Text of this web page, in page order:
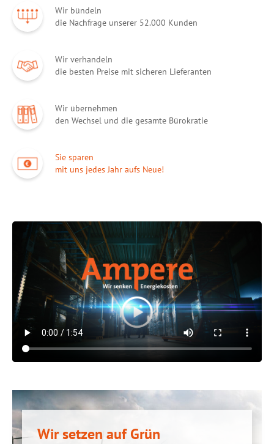
Wir bündeln
die Nachfrage unserer 52.000 Kunden
Wir verhandeln
die besten Preise mit sicheren Lieferanten
Wir übernehmen
den Wechsel und die gesamte Bürokratie
Sie sparen
mit uns jedes Jahr aufs Neue!
Wir setzen auf Grün